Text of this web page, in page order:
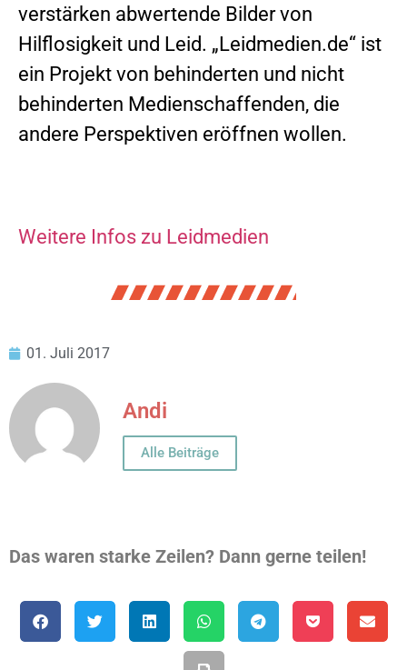
verstärken abwertende Bilder von
Hilflosigkeit und Leid. „Leidmedien.de“ ist
ein Projekt von behinderten und nicht
behinderten Medienschaffenden, die
andere Perspektiven eröffnen wollen.
Weitere Infos zu Leidmedien
01. Juli 2017
Andi
Alle Beiträge
Das waren starke Zeilen? Dann gerne teilen!